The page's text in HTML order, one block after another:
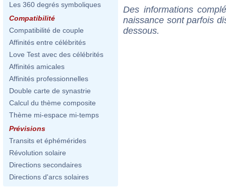
Les 360 degrés symboliques
Compatibilité
Compatibilité de couple
Affinités entre célébrités
Love Test avec des célébrités
Affinités amicales
Affinités professionnelles
Double carte de synastrie
Calcul du thème composite
Thème mi-espace mi-temps
Prévisions
Transits et éphémérides
Révolution solaire
Directions secondaires
Directions d'arcs solaires
Des informations
naissance sont parfois
dessous.